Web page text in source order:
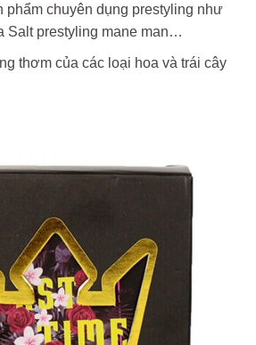
phẩm chuyên dụng prestyling như
Salt prestyling mane man…
thơm của các loại hoa và trái cây